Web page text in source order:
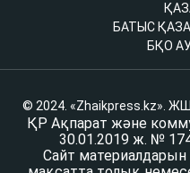
БАТЫС
БҚО
© 2024. «Zhaikpress.kz».
ҚР Ақпарат және
30.01.2019 ж. №
Сайт